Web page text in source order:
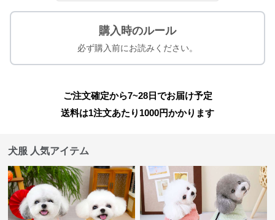
購入時のルール
必ず購入前にお読みください。
ご注文確定から7~28日でお届け予定
送料は1注文あたり 1000円かかります
犬服 人気アイテム